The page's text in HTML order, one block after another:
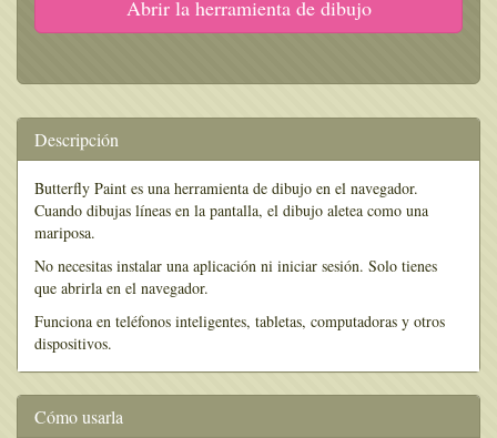
Abrir la herramienta de dibujo
Descripción
Butterfly Paint es una herramienta de dibujo en el navegador.
Cuando dibujas líneas en la pantalla, el dibujo aletea como una
mariposa.
No necesitas instalar una aplicación ni iniciar sesión. Solo tienes
que abrirla en el navegador.
Funciona en teléfonos inteligentes, tabletas, computadoras y otros
dispositivos.
Cómo usarla